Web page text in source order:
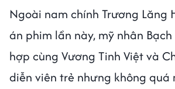
Ngoài nam chính Trương Lăng
án phim lần này, mỹ nhân
hợp cùng Vương Tinh Việt và
diễn viên trẻ nhưng không quá